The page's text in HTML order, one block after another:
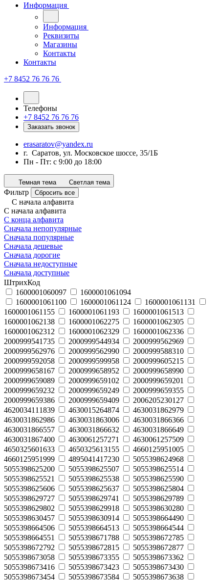
Информация
Информация
Реквизиты
Магазины
Контакты
Контакты
+7 8452 76 76 76
Телефоны
+7 8452 76 76 76
Заказать звонок
erasaratov@yandex.ru
г. Саратов, ул. Московское шоссе, 35/1Б
Пн - Пт: с 9:00 до 18:00
Темная тема Светлая тема
Фильтр Сбросить все
С начала алфавита
С начала алфавита
С конца алфавита
Сначала непопулярные
Сначала популярные
Сначала дешевые
Сначала дорогие
Сначала недоступные
Сначала доступные
ШтрихКод
1600001060097
1600001061094
1600001061100
1600001061124
1600001061131
1600001061155
1600001061193
1600001061513
1600001062138
1600001062275
1600001062305
1600001062312
1600001062329
1600001062336
2000999541735
2000999544934
2000999562969
2000999562976
2000999562990
2000999588310
2000999592058
2000999599958
2000999605215
2000999658167
2000999658952
2000999658990
2000999659089
2000999659102
2000999659201
2000999659232
2000999659249
2000999659355
2000999659386
2000999659409
2006205230127
4620034111839
4630015264874
4630031862979
4630031862986
4630031863006
4630031866366
4630031866557
4630031866632
4630031866649
4630031867400
4630061257271
4630061257509
4650325601633
4650325613155
4660125951005
4660125951999
4895041417230
5055398624968
5055398625200
5055398625507
5055398625514
5055398625521
5055398625538
5055398625590
5055398625606
5055398625637
5055398625804
5055398629727
5055398629741
5055398629789
5055398629802
5055398629918
5055398630280
5055398630457
5055398630914
5055398664490
5055398664506
5055398664513
5055398664544
5055398664551
5055398671788
5055398672785
5055398672792
5055398672815
5055398672877
5055398673058
5055398673355
5055398673362
5055398673416
5055398673423
5055398673430
5055398673454
5055398673584
5055398673638